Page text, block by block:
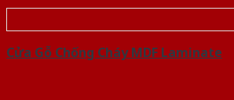
Cửa Gỗ Chống Cháy MDF Laminate